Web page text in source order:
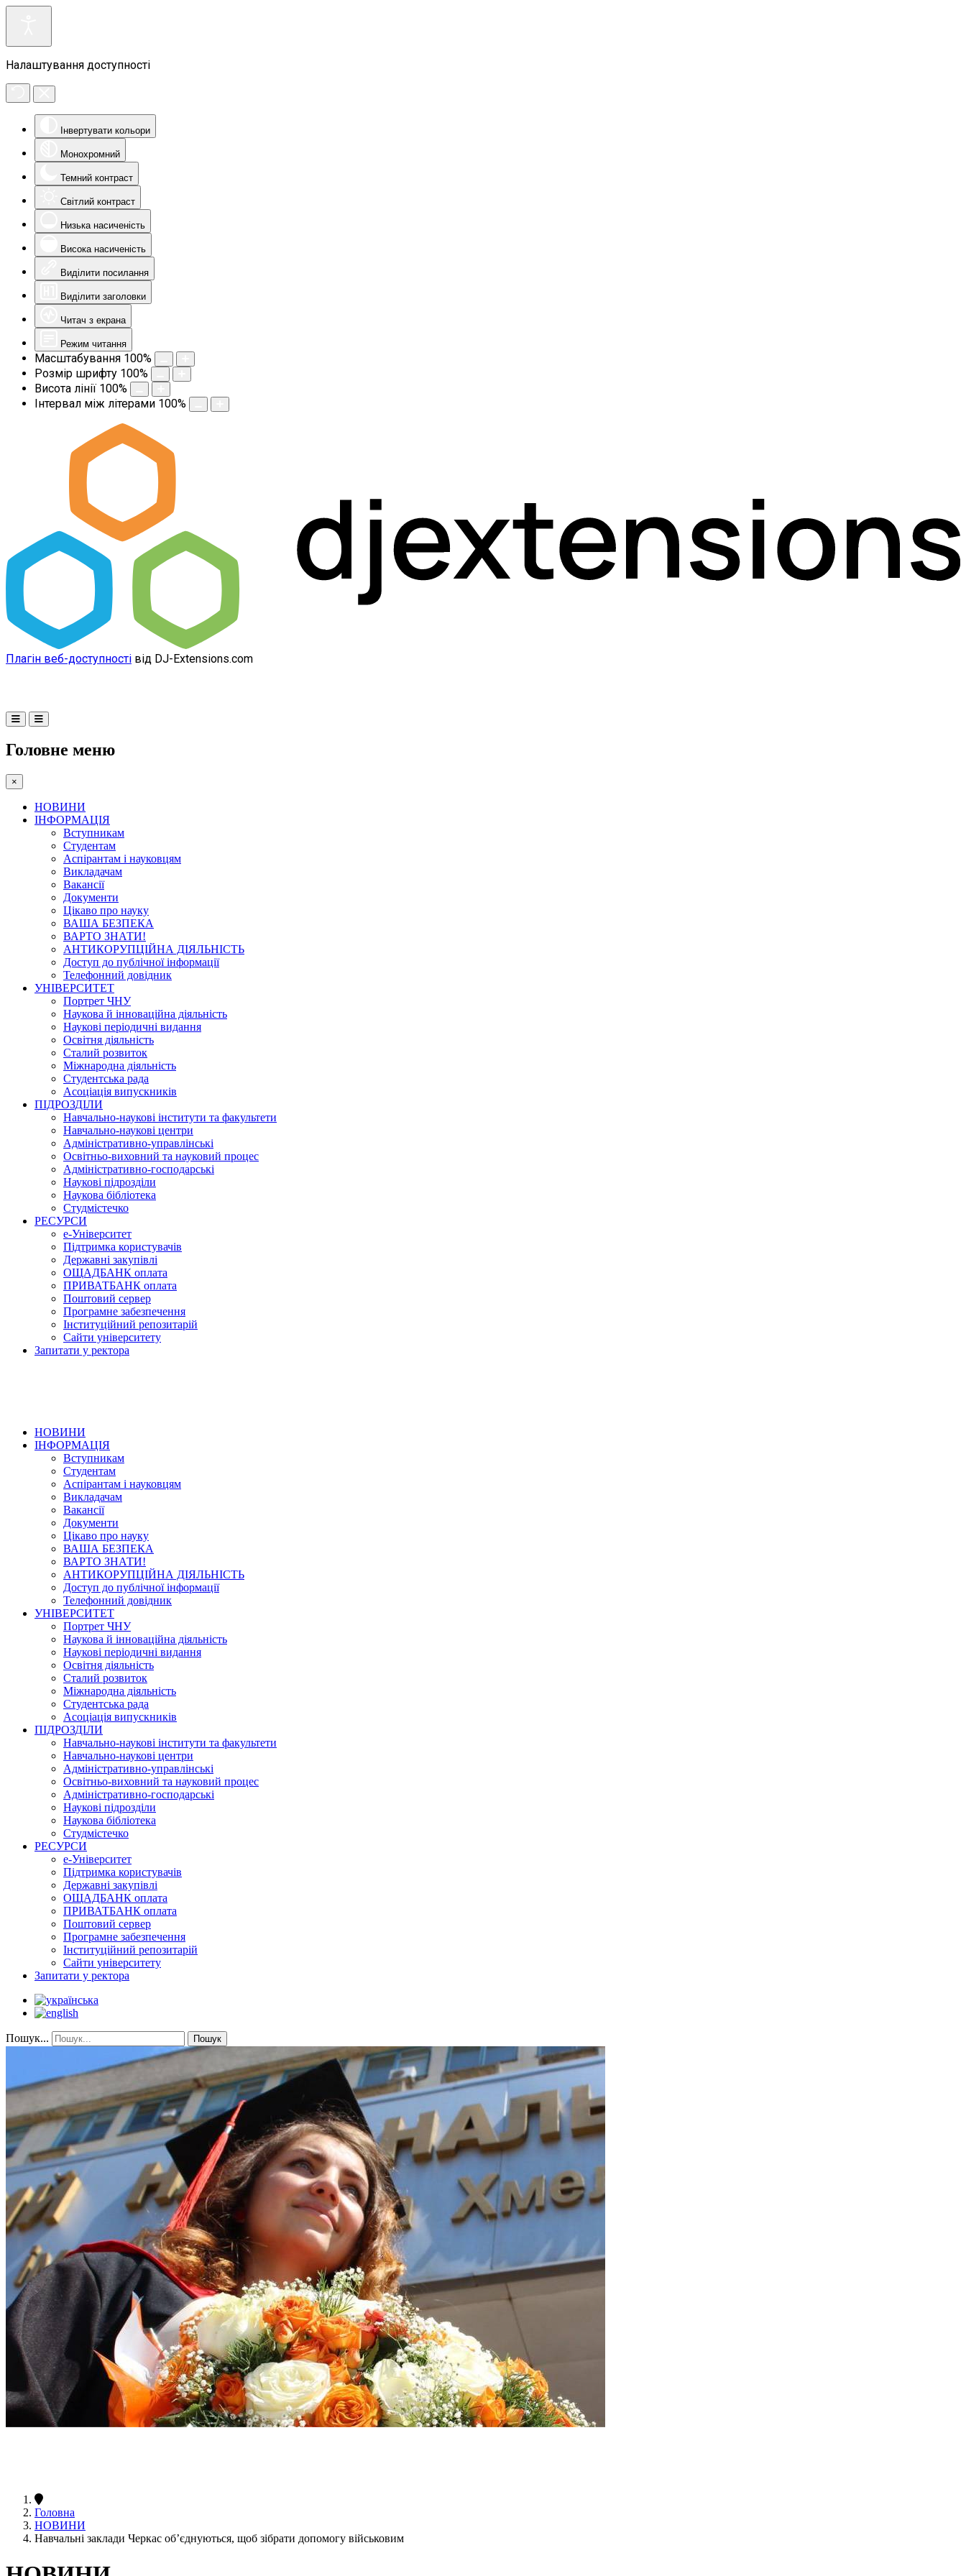
Налаштування доступності
Інвертувати кольори
Монохромний
Темний контраст
Світлий контраст
Низька насиченість
Висока насиченість
Виділити посилання
Виділити заголовки
Читач з екрана
Режим читання
Масштабування 100%
Розмір шрифту 100%
Висота лінії 100%
Інтервал між літерами 100%
Плагін веб-доступності від DJ-Extensions.com
Головне меню
×
НОВИНИ
ІНФОРМАЦІЯ
Вступникам
Студентам
Аспірантам і науковцям
Викладачам
Вакансії
Документи
Цікаво про науку
ВАША БЕЗПЕКА
ВАРТО ЗНАТИ!
АНТИКОРУПЦІЙНА ДІЯЛЬНІСТЬ
Доступ до публічної інформації
Телефонний довідник
УНІВЕРСИТЕТ
Портрет ЧНУ
Наукова й інноваційна діяльність
Наукові періодичні видання
Освітня діяльність
Сталий розвиток
Міжнародна діяльність
Студентська рада
Асоціація випускників
ПІДРОЗДІЛИ
Навчально-наукові інститути та факультети
Навчально-наукові центри
Адміністративно-управлінські
Освітньо-виховний та науковий процес
Адміністративно-господарські
Наукові підрозділи
Наукова бібліотека
Студмістечко
РЕСУРСИ
е-Університет
Підтримка користувачів
Державні закупівлі
ОЩАДБАНК оплата
ПРИВАТБАНК оплата
Поштовий сервер
Програмне забезпечення
Інституційний репозитарій
Сайти університету
Запитати у ректора
НОВИНИ
ІНФОРМАЦІЯ
Вступникам
Студентам
Аспірантам і науковцям
Викладачам
Вакансії
Документи
Цікаво про науку
ВАША БЕЗПЕКА
ВАРТО ЗНАТИ!
АНТИКОРУПЦІЙНА ДІЯЛЬНІСТЬ
Доступ до публічної інформації
Телефонний довідник
УНІВЕРСИТЕТ
Портрет ЧНУ
Наукова й інноваційна діяльність
Наукові періодичні видання
Освітня діяльність
Сталий розвиток
Міжнародна діяльність
Студентська рада
Асоціація випускників
ПІДРОЗДІЛИ
Навчально-наукові інститути та факультети
Навчально-наукові центри
Адміністративно-управлінські
Освітньо-виховний та науковий процес
Адміністративно-господарські
Наукові підрозділи
Наукова бібліотека
Студмістечко
РЕСУРСИ
е-Університет
Підтримка користувачів
Державні закупівлі
ОЩАДБАНК оплата
ПРИВАТБАНК оплата
Поштовий сервер
Програмне забезпечення
Інституційний репозитарій
Сайти університету
Запитати у ректора
Пошук... Пошук
Головна
НОВИНИ
Навчальні заклади Черкас об’єднуються, щоб зібрати допомогу військовим